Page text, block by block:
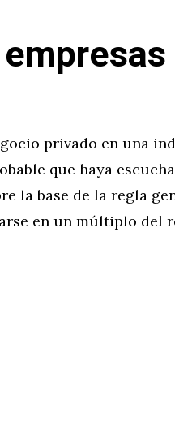
privado en una
que haya
la base de la regla
en un múltiplo del